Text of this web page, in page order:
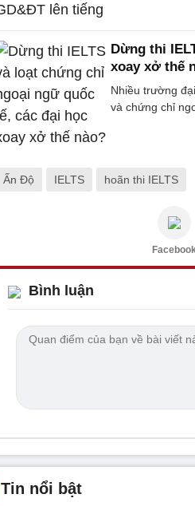
Dừng thi
xoay xở thế
Nhiều trường
và chứng chỉ
Ấn Độ IELTS hoãn thi IELTS
Facebook
Bình luận
Tin nổi bật